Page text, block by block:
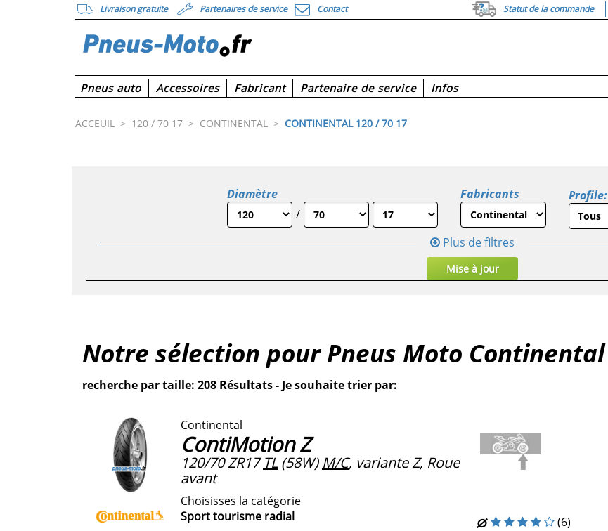
Livraison gratuite Partenaires de service Contact Statut de la commande
Pneus auto Accessoires Fabricant Partenaire de service Infos
ACCEUIL > 120 / 70 17 > CONTINENTAL > CONTINENTAL 120 / 70 17
Diamètre
/
Fabricants Profile:
Plus de filtres
Mise à jour
Notre sélection pour Pneus Moto Continental
recherche par taille: 208 Résultats - Je souhaite trier par:
Continental
ContiMotion Z
120/70 ZR17 TL(58W) M/C, variante Z, Roue
avant
Choisisses la catégorie
Sport tourisme radial
(6)